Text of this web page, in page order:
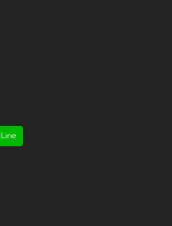
Line